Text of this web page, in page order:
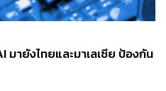
ายังไทยและมาเลเซีย ป้องกัน